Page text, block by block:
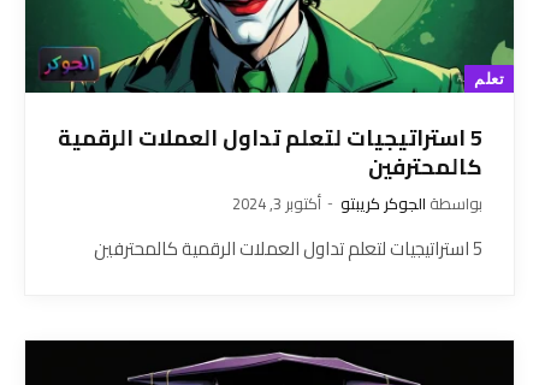
تعلم
5 استراتيجيات لتعلم تداول العملات الرقمية
كالمحترفين
بواسطة الجوكر كريبتو أكتوبر 3, 2024
5 استراتيجيات لتعلم تداول العملات الرقمية كالمحترفين